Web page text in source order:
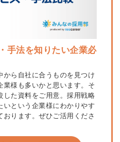
手法を知りたい企業必
から自社に合うものを見つけ
業様も多いかと思います。そ
した資料をご用意。採用戦略
いという企業様にわかりやす
おります。ぜひご活用くださ